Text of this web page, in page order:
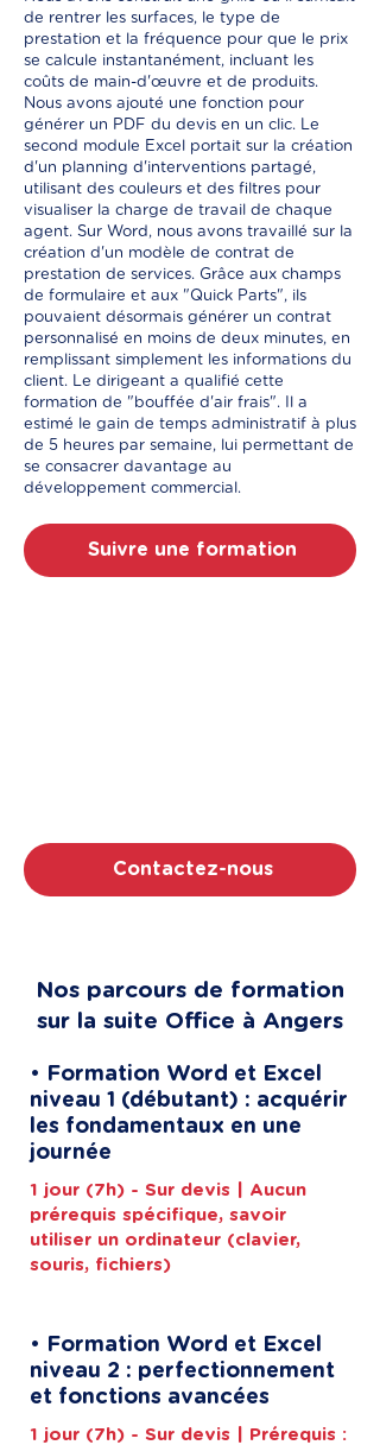
de rentrer les surfaces, le type de
prestation et la fréquence pour que le prix
se calcule instantanément, incluant les
coûts de main-d'œuvre et de produits.
Nous avons ajouté une fonction pour
générer un PDF du devis en un clic. Le
second module Excel portait sur la création
d'un planning d'interventions partagé,
utilisant des couleurs et des filtres pour
visualiser la charge de travail de chaque
agent. Sur Word, nous avons travaillé sur la
création d'un modèle de contrat de
prestation de services. Grâce aux champs
de formulaire et aux "Quick Parts", ils
pouvaient désormais générer un contrat
personnalisé en moins de deux minutes, en
remplissant simplement les informations du
client. Le dirigeant a qualifié cette
formation de "bouffée d'air frais". Il a
estimé le gain de temps administratif à plus
de 5 heures par semaine, lui permettant de
se consacrer davantage au
développement commercial.
Suivre une formation
Contactez-nous
Nos parcours de formation
sur la suite Office à Angers
• Formation Word et Excel
niveau 1 (débutant) : acquérir
les fondamentaux en une
journée
1 jour (7h) - Sur devis | Aucun
prérequis spécifique, savoir
utiliser un ordinateur (clavier,
souris, fichiers)
• Formation Word et Excel
niveau 2 : perfectionnement
et fonctions avancées
1 jour (7h) - Sur devis | Prérequis :